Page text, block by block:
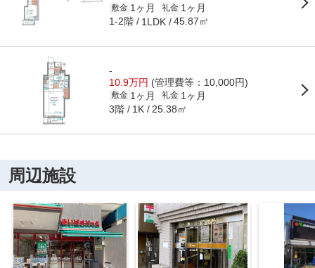
敷金 1ヶ月 礼金 1ヶ月
1-2階 1LDK 45.87㎡
-
10.9万円 (管理費等：10,000円)
敷金 1ヶ月 礼金 1ヶ月
3階 1K 25.38㎡
周辺施設